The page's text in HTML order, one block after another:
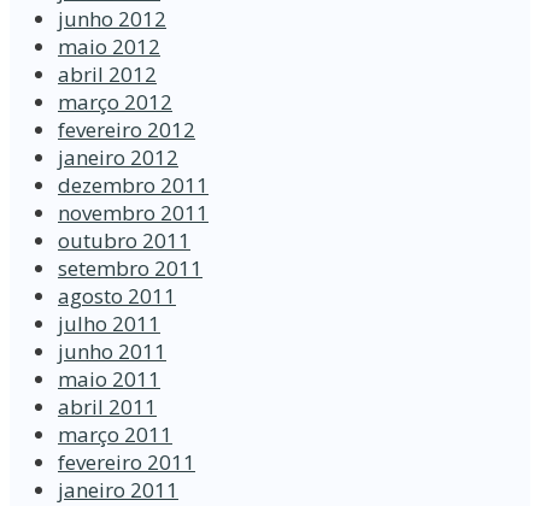
junho 2012
maio 2012
abril 2012
março 2012
fevereiro 2012
janeiro 2012
dezembro 2011
novembro 2011
outubro 2011
setembro 2011
agosto 2011
julho 2011
junho 2011
maio 2011
abril 2011
março 2011
fevereiro 2011
janeiro 2011